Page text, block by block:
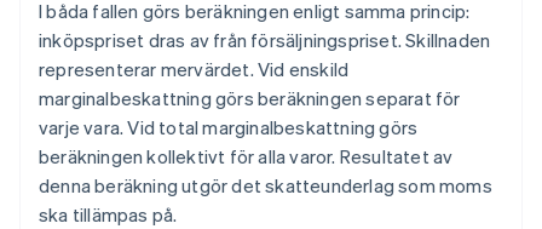
I båda fallen görs beräkningen enligt samma princip:
inköpspriset dras av från försäljningspriset. Skillnaden
representerar mervärdet. Vid enskild
marginalbeskattning görs beräkningen separat för
varje vara. Vid total marginalbeskattning görs
beräkningen kollektivt för alla varor. Resultatet av
denna beräkning utgör det skatteunderlag som moms
ska tillämpas på.